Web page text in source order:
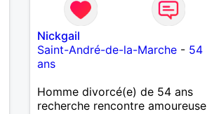
Nickgail
Saint-André-de-la-Marche - 54
ans
Homme divorcé(e) de 54 ans
recherche rencontre amoureuse